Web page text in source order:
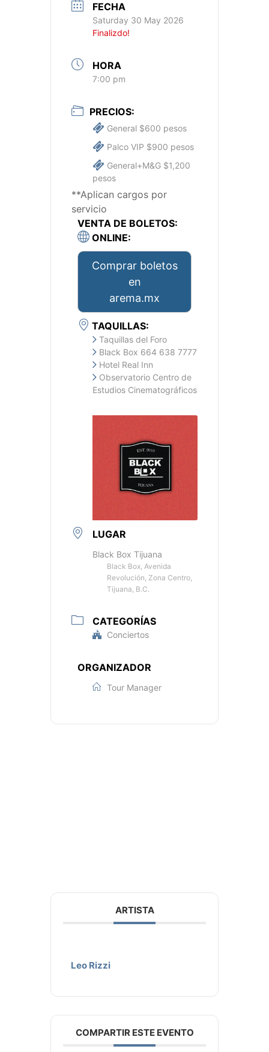
FECHA
Saturday 30 May 2026
Finalizdo!
HORA
7:00 pm
PRECIOS:
General $600 pesos
Palco VIP $900 pesos
General+M&G $1,200
pesos
**Aplican cargos por
servicio
VENTA DE BOLETOS:
ONLINE:
Comprar boletos
en
arema.mx
TAQUILLAS:
Taquillas del Foro
Black Box 664 638 7777
Hotel Real Inn
Observatorio Centro de
Estudios Cinematográficos
LUGAR
Black Box Tijuana
Black Box, Avenida
Revolución, Zona Centro,
Tijuana, B.C.
CATEGORÍAS
Conciertos
ORGANIZADOR
Tour Manager
ARTISTA
Leo Rizzi
COMPARTIR ESTE EVENTO